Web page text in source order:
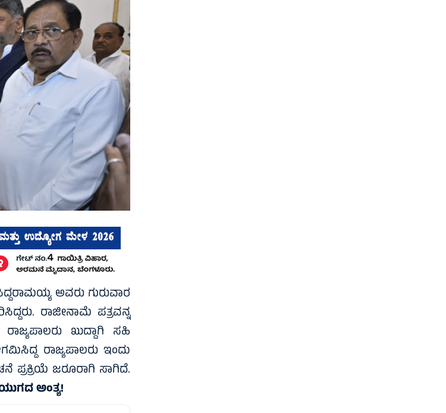
ಅವರು ಗುರುವಾರ
ರಾಜೀನಾಮೆ ಪತ್ರವನ್ನ
ಖುದ್ದಾಗಿ ಸಹಿ
ರಾಜ್ಯಪಾಲರು ಇಂದು
ಪ್ರಕ್ರಿಯೆ ಜರೂರಾಗಿ ಸಾಗಿದೆ.
ಅಂತ್ಯ!